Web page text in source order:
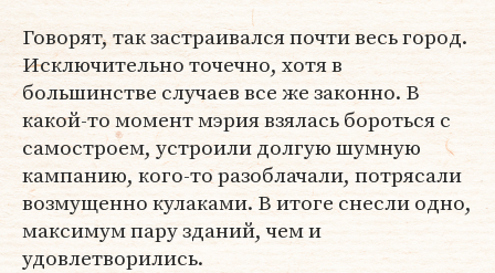
Говорят, так застраивался почти весь город.
Исключительно точечно, хотя в
большинстве случаев все же законно. В
какой-то момент мэрия взялась бороться с
самостроем, устроили долгую шумную
кампанию, кого-то разоблачали, потрясали
возмущенно кулаками. В итоге снесли одно,
максимум пару зданий, чем и
удовлетворились.